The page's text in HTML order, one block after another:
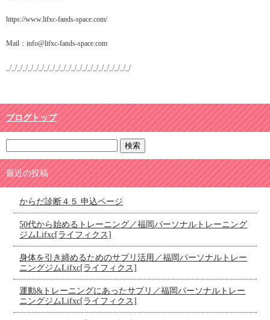
https://www.lifxc-fands-space.com/
Mail：info@lifxc-fands-space.com
_/_/_/_/_/_/_/_/_/_/_/_/_/_/_/_/_/_/_/_/_/_/_/
ブログトップ
最近の投稿
からだ診断４５ 申込ページ
50代から始めるトレーニング／福岡パーソナルトレーニング
ジムLifxc[ライフィクス]
身体を引き締めるためのサプリ活用／福岡パーソナルトレー
ニングジムLifxc[ライフィクス]
運動&トレーニングにあったサプリ／福岡パーソナルトレー
ニングジムLifxc[ライフィクス]